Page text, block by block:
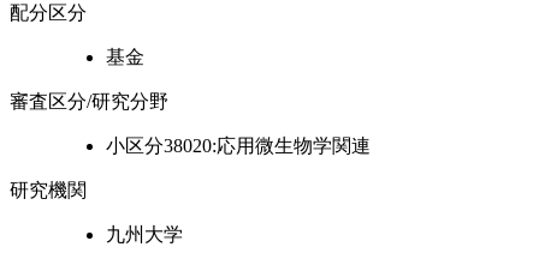
配分区分
基金
審査区分/研究分野
小区分38020:応用微生物学関連
研究機関
九州大学